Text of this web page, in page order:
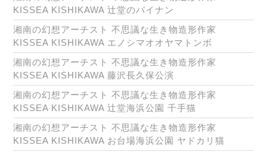
KISSEA KISHIKAWA 辻堂のパイナン
湘南の幻想アーチスト 不思議な生き物造形作家
KISSEA KISHIKAWA エノシマオオヤマトンボ
湘南の幻想アーチスト 不思議な生き物造形作家
KISSEA KISHIKAWA 藤沢長久保公演
湘南の幻想アーチスト 不思議な生き物造形作家
KISSEA KISHIKAWA 辻堂海浜公園 千手猫
湘南の幻想アーチスト 不思議な生き物造形作家
KISSEA KISHIKAWA お台場海浜公園 ヤドカリ猫